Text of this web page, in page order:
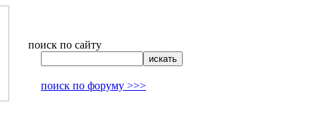
поиск по сайту
поиск по форуму >>>